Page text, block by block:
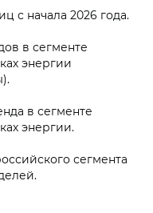
с начала 2026 года.
в сегменте
энергии
в сегменте
энергии.
сегмента